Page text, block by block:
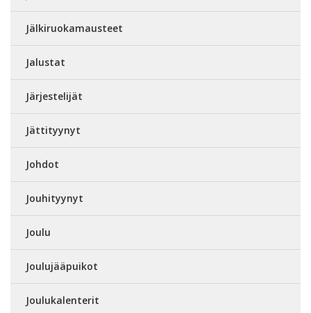
Jälkiruokamausteet
Jalustat
Järjestelijät
Jättityynyt
Johdot
Jouhityynyt
Joulu
Joulujääpuikot
Joulukalenterit